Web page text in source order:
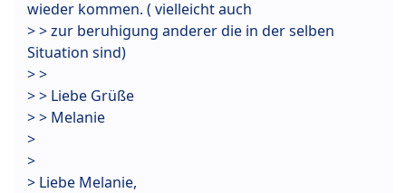
wieder kommen. ( vielleicht auch
> > zur beruhigung anderer die in der selben
Situation sind)
> >
> > Liebe Grüße
> > Melanie
>
>
> Liebe Melanie,